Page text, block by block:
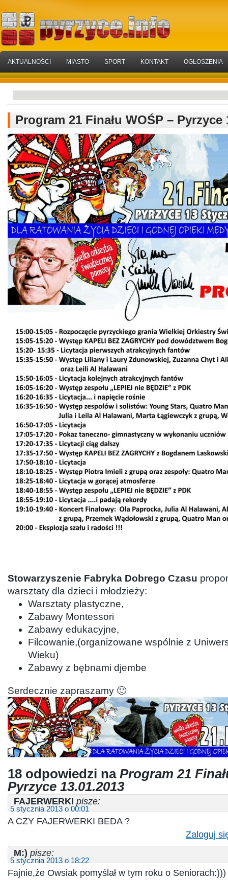
AKTUALNOŚCI MIASTO SPORT KONTAKT OGŁOSZENIA
Program 21 Finału WOŚP – Pyrzyce
Stowarzyszenie Fabryka Dobrego Czasu
warsztaty dla dzieci i młodzieży:
Warsztaty plastyczne,
Zabawy Montessori
Zabawy edukacyjne,
Filcowanie,(organizowane wspólnie z
Wieku)
Zabawy z bębnami djembe
Serdecznie zapraszamy 🙂
18 odpowiedzi na Program 21
Pyrzyce 13.01.2013
FAJERWERKI pisze:
5 stycznia 2013 o 00:01
A CZY FAJERWERKI BEDA ?
Zaloguj
M:) pisze:
5 stycznia 2013 o 18:22
Fajnie,że Owsiak pomyślał w tym roku o Seniorach:)))